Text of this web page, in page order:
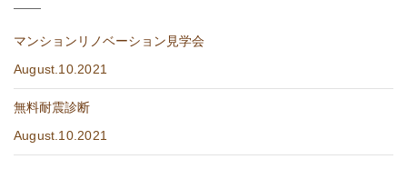
マンションリノベーション見学会
August.10.2021
無料耐震診断
August.10.2021